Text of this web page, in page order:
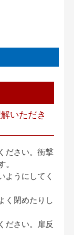
いただき
ださい。衝撃
うにしてく
く閉めたりし
ださい。扉反